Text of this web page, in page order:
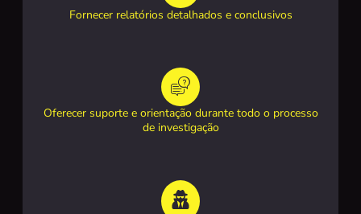
Fornecer relatórios detalhados e conclusivos
Oferecer suporte e orientação durante todo o processo
de investigação